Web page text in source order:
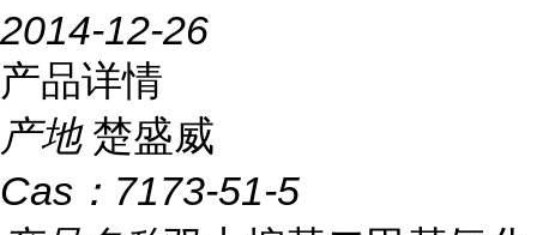
2014-12-26
产品详情
产地 楚盛威
Cas： 7173-51-5